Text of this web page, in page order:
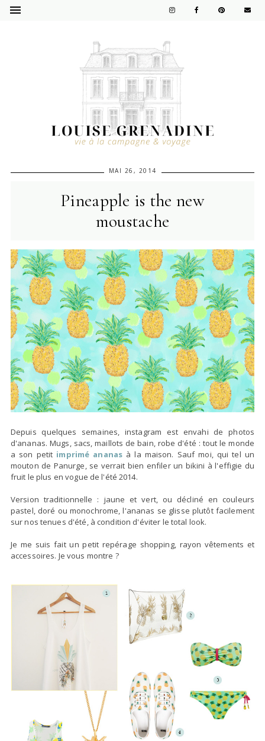
MAI 26, 2014
Pineapple is the new
moustache
Depuis quelques semaines, instagram est envahi de photos
d'ananas. Mugs, sacs, maillots de bain, robe d'été : tout le monde
a son petit imprimé ananas à la maison. Sauf moi, qui tel un
mouton de Panurge, se verrait bien enfiler un bikini à l'effigie du
fruit le plus en vogue de l'été 2014.
Version traditionnelle : jaune et vert, ou décliné en couleurs
pastel, doré ou monochrome, l'ananas se glisse plutôt facilement
sur nos tenues d'été, à condition d'éviter le total look.
Je me suis fait un petit repérage shopping, rayon vêtements et
accessoires. Je vous montre ?